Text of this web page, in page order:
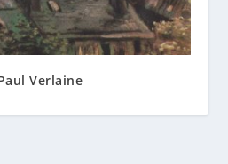
Verlaine